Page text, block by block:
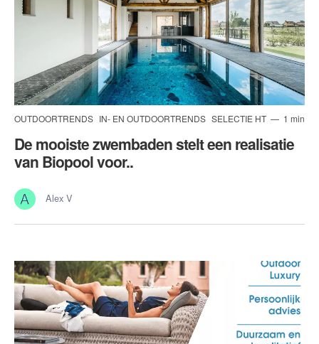
OUTDOORTRENDS IN- EN OUTDOORTRENDS SELECTIE HT 1 min
De mooiste zwembaden stelt een realisatie
van Biopool voor..
Alex V